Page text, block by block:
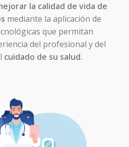
la calidad de vida de
mediante la aplicación de
que permitan
del profesional y del
cuidado de su salud.